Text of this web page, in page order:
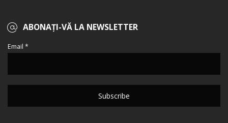
ABONAȚI-VĂ LA NEWSLETTER
Email *